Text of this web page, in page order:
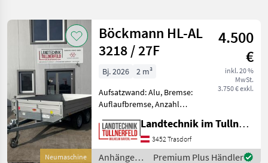
Kategorie 2 Land Filter
AKTUELLER
PFAD
Boeckmann
Pkw
Anhaenger
Hochlader Hl
Al 4121 27
KATEGORIE
Zurücksetzen
21
Ergebnisse
anzeigen
Neumaschine
Böckmann HL-AL
3218 / 27F
4.500
€
inkl. 20 %
MwSt.
3.750 € exkl.
Bj. 2026
2 m³
Aufsatzwand: Alu, Bremse:
Auflaufbremse, Anzahl
Bordwand: Alu,
Typenschein, Verzurröse,
Typenschein **neuer
Landtechnik im Tullnerfeld Wilhelm Bayerl GmbH
3452 Trasdorf
Anhänger /
Premium Plus Händler